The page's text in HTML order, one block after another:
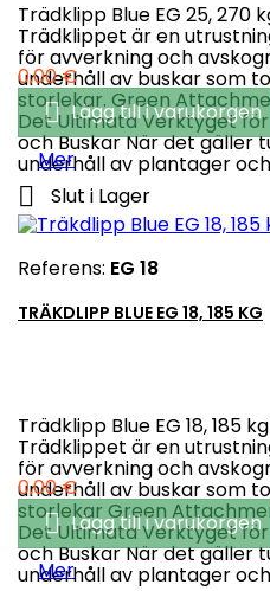
Trädklipp Blue EG 25, 270
Trädklippet är en
för avverkning och
underhåll av buskar som
storlekar. Green
Det Ultimata Verktyget
och Buskar När det gäller
underhåll av plantager
Pris
0,00 €
 Lägg till i varukorgen
Mer
 Slut i Lager
Referens: EG 18
TRÄKDLIPP BLUE EG 18, 185 KG
Trädklipp Blue EG 18, 185 kg
Trädklippet är en
för avverkning och
underhåll av buskar som
storlekar Green
Det Ultimata Verktyget
och Buskar När det gäller
underhåll av plantager
Pris
0,00 €
 Lägg till i varukorgen
Mer